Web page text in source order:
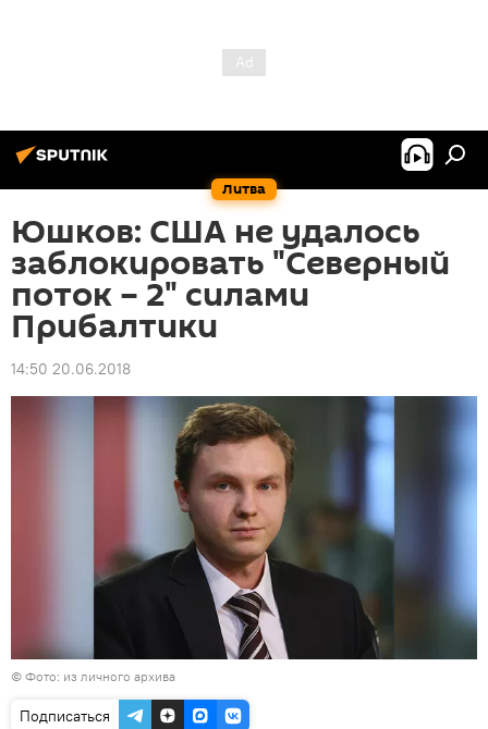
Литва
Юшков: США не удалось
заблокировать "Северный
поток – 2" силами
Прибалтики
14:50 20.06.2018
© Фото: из личного архива
Подписаться